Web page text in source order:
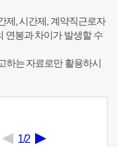
제, 시간제, 계약직근로자
연봉과 차이가 발생할 수
하는 자료로만 활용하시
1/2